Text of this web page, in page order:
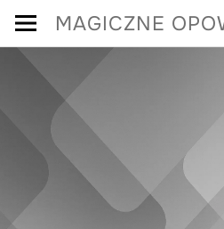
Skip
MAGICZNE